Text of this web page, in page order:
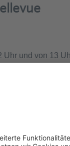
und von 13
des Formulars
immer ist das
es einmal